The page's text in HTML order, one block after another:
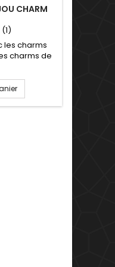
CHARM
(1)
les charms
charms de
Saint
de
les charms
boule